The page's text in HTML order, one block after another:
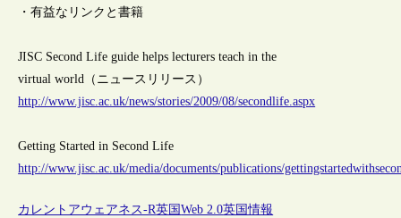
・有益なリンクと書籍
JISC Second Life guide helps lecturers teach in the
virtual world（ニュースリリース）
http://www.jisc.ac.uk/news/stories/2009/08/secondlife.aspx
Getting Started in Second Life
http://www.jisc.ac.uk/media/documents/publications/
カレントアウェアネス-R英国Web 2.0英国情報